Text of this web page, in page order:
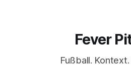
Fever
Fußball.